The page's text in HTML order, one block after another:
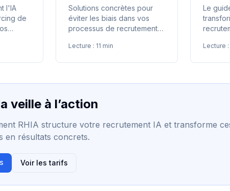
l'IA
l'IA
de
l'IA
Solutions concrètes pour
éviter les biais dans vos
processus de recrutement
Lecture : 11 min
Le
Lecture :
veille à l’action
RHIA structure votre recrutement IA et transforme
en résultats concrets.
Voir les tarifs